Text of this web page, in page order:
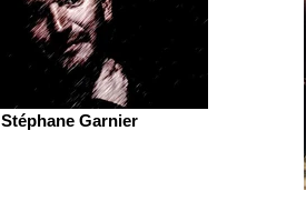
Stéphane Garnier